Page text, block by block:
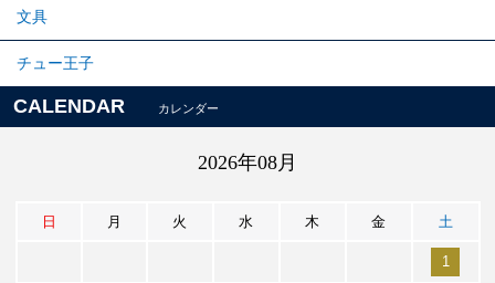
文具
チュー王子
CALENDAR カレンダー
2026年08月
日 月 火 水 木 金 土
1